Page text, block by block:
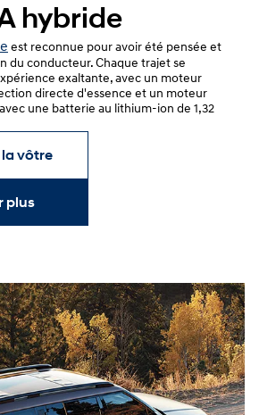
hybride
est reconnue pour avoir été pensée et
du conducteur. Chaque trajet se
exaltante, avec un moteur
directe d'essence et un moteur
une batterie au lithium-ion de 1,32
vôtre
plus